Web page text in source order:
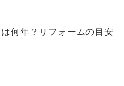
何年？リフォームの目安